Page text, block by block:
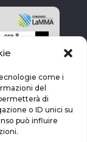
come i
del
di
o ID unici su
può influire